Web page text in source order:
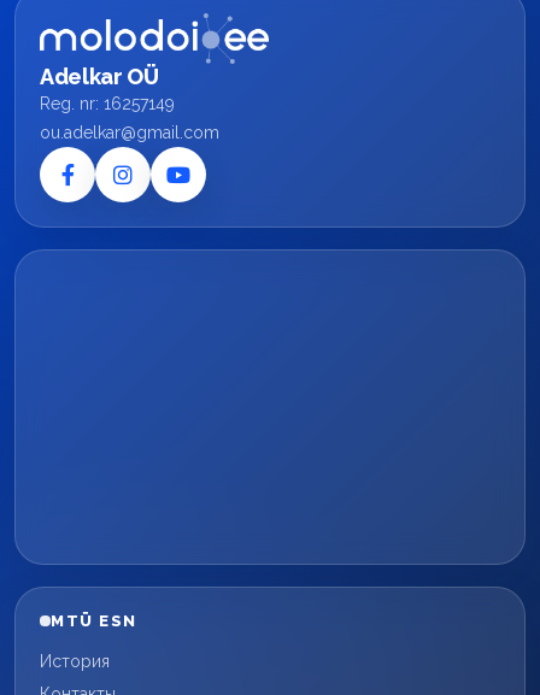
Adelkar OÜ
Reg. nr: 16257149
ou.adelkar@gmail.com
MTÜ ESN
История